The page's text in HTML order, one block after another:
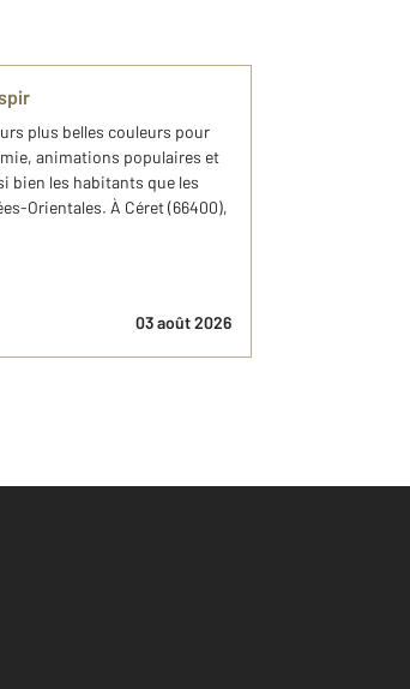
plus belles couleurs pour
animations populaires et
bien les habitants que les
Orientales. À Céret (66400),
03 août 2026